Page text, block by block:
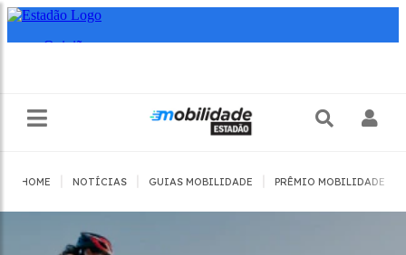
HOME NOTÍCIAS GUIAS MOBILIDADE PRÊMIO MOBILIDADE